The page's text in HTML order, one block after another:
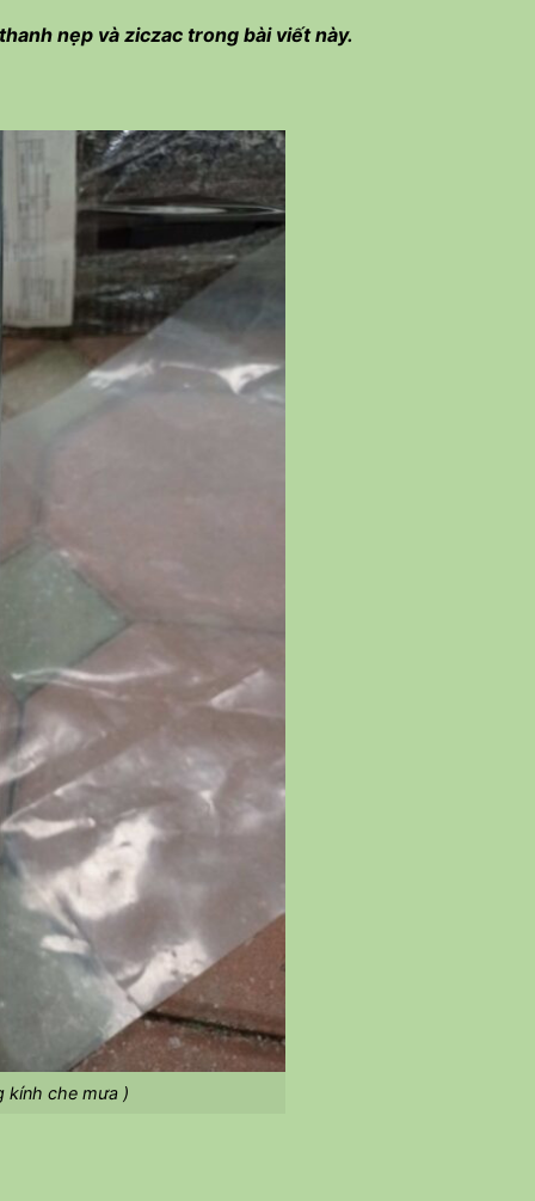
nẹp và ziczac trong bài viết này.
kính che mưa )